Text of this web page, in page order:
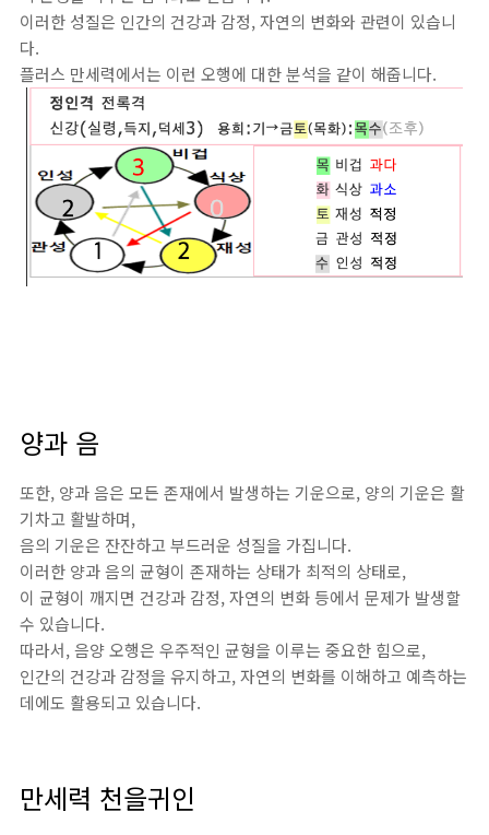
이러한 성질은 인간의 건강과 감정, 자연의 변화와 관련이 있습니
다.
플러스 만세력에서는 이런 오행에 대한 분석을 같이 해줍니다.
양과 음
또한, 양과 음은 모든 존재에서 발생하는 기운으로, 양의 기운은 활
기차고 활발하며,
음의 기운은 잔잔하고 부드러운 성질을 가집니다.
이러한 양과 음의 균형이 존재하는 상태가 최적의 상태로,
이 균형이 깨지면 건강과 감정, 자연의 변화 등에서 문제가 발생할
수 있습니다.
따라서, 음양 오행은 우주적인 균형을 이루는 중요한 힘으로,
인간의 건강과 감정을 유지하고, 자연의 변화를 이해하고 예측하는
데에도 활용되고 있습니다.
만세력 천을귀인